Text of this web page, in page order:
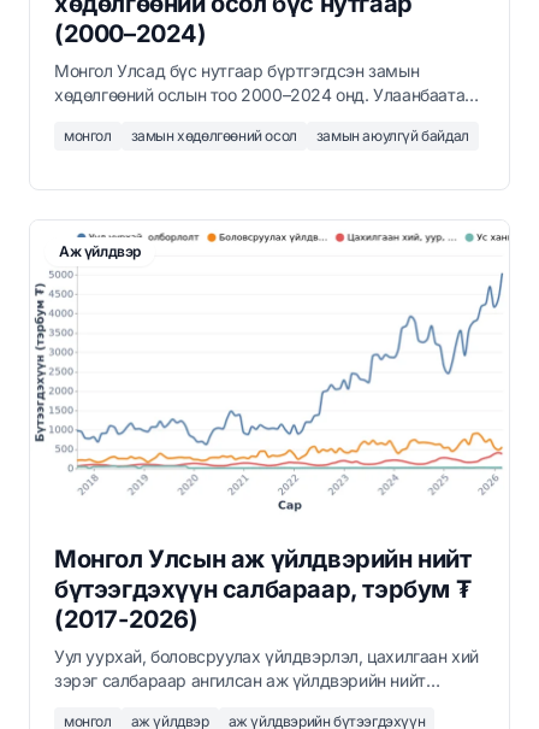
(2000–2024)
Монгол Улсад бүс нутгаар бүртгэгдсэн замын
хөдөлгөөний ослын тоо 2000–2024 онд. Улаанбаатар
оноос хойш ослын тоо эргэж нэмэгджээ.
монгол замын хөдөлгөөний осол замын аюулгүй байдал
Аж үйлдвэр
Монгол Улсын аж үйлдвэрийн нийт
бүтээгдэхүүн салбараар, тэрбум ₮
(2017-2026)
Уул уурхай, боловсруулах үйлдвэрлэл, цахилгаан хий
зэрэг салбараар ангилсан аж үйлдвэрийн нийт
монгол аж үйлдвэр аж үйлдвэрийн бүтээгдэхүүн